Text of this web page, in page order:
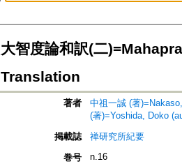
大智度論和訳(二
Translation
著者
中祖一誠 (著
(著)=Yoshida, Doko
掲載誌
禅研究所紀要
巻号
n.16